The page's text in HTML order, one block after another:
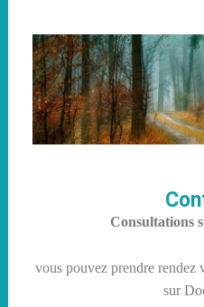
Consultations
vous pouvez prendre rendez
sur